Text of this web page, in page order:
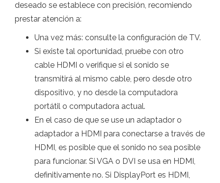
deseado se establece con precisión, recomiendo
prestar atención a:
Una vez más: consulte la configuración de TV.
Si existe tal oportunidad, pruebe con otro
cable HDMI o verifique si el sonido se
transmitirá al mismo cable, pero desde otro
dispositivo, y no desde la computadora
portátil o computadora actual.
En el caso de que se use un adaptador o
adaptador a HDMI para conectarse a través de
HDMI, es posible que el sonido no sea posible
para funcionar. Si VGA o DVI se usa en HDMI,
definitivamente no. Si DisplayPort es HDMI,